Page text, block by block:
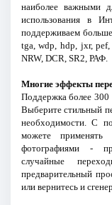
наиболее важными
использования в
поддерживаем
tga, wdp, hdp, jxr,
NRW, DCR, SR2, РАФ.
Многие эффекты
Поддержка более 300
Выберите стильный
необходимости. С
можете применять
фотографиями -
случайные
предварительный
или вернитесь и